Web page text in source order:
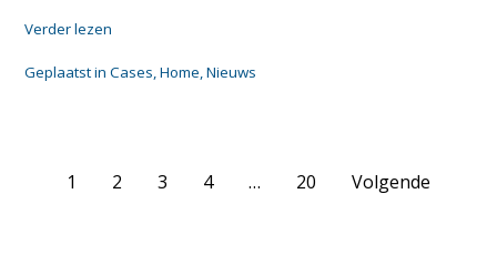
Verder lezen
Onbemande
de
Visserij
Geplaatst inCases,Home,Nieuws
Page
1 2 3 4 … 20 Volgende